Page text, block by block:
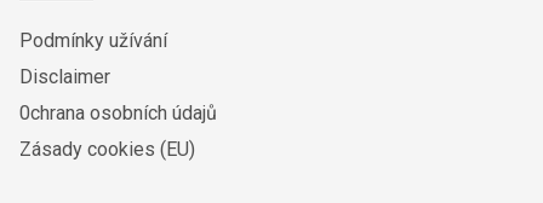
Podmínky užívání
Disclaimer
0chrana osobních údajů
Zásady cookies (EU)